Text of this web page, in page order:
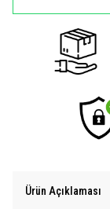
Ürün Açıklaması